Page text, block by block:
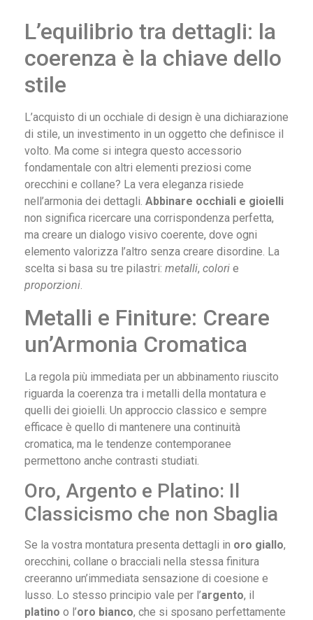
L’equilibrio tra dettagli: la
coerenza è la chiave dello
stile
L’acquisto di un occhiale di design è una dichiarazione
di stile, un investimento in un oggetto che definisce il
volto. Ma come si integra questo accessorio
fondamentale con altri elementi preziosi come
orecchini e collane? La vera eleganza risiede
nell’armonia dei dettagli. Abbinare occhiali e gioielli
non significa ricercare una corrispondenza perfetta,
ma creare un dialogo visivo coerente, dove ogni
elemento valorizza l’altro senza creare disordine. La
scelta si basa su tre pilastri: metalli, colori e
proporzioni.
Metalli e Finiture: Creare
un’Armonia Cromatica
La regola più immediata per un abbinamento riuscito
riguarda la coerenza tra i metalli della montatura e
quelli dei gioielli. Un approccio classico e sempre
efficace è quello di mantenere una continuità
cromatica, ma le tendenze contemporanee
permettono anche contrasti studiati.
Oro, Argento e Platino: Il
Classicismo che non Sbaglia
Se la vostra montatura presenta dettagli in oro giallo,
orecchini, collane o bracciali nella stessa finitura
creeranno un’immediata sensazione di coesione e
lusso. Lo stesso principio vale per l’argento, il
platino o l’oro bianco, che si sposano perfettamente